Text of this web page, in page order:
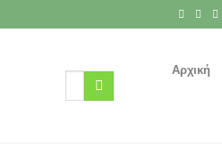
Search
Αρχική